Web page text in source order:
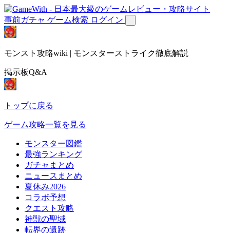
事前ガチャ ゲーム検索 ログイン
モンスト攻略wiki | モンスターストライク徹底解説
掲示板Q&A
トップに戻る
ゲーム攻略一覧を見る
モンスター図鑑
最強ランキング
ガチャまとめ
ニュースまとめ
夏休み2026
コラボ予想
クエスト攻略
神獣の聖域
転界の遺跡